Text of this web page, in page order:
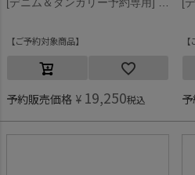
ご予約対象商品
予約販売価格 ¥ 19,250税込